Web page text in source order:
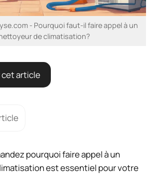
- Pourquoi faut-il faire appel à un
de climatisation?
cet article
pourquoi faire appel à un
est essentiel pour votre